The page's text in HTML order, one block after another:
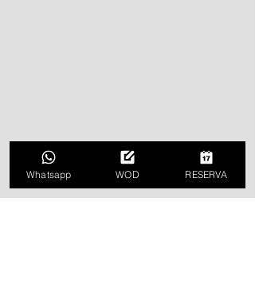
Whatsapp WOD RESERVA